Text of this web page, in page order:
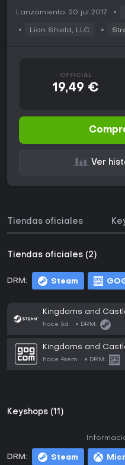
Lanzamiento: 20 jul 2017
Lion Shield, LLC
OFFICIAL
19,49 €
Ver
Tiendas oficiales
Tiendas oficiales (2)
DRM: Steam
Kingdoms and
hace 5d DRM:
Kingdoms and
hace 4sem DRM:
Keyshops (11)
DRM: Steam